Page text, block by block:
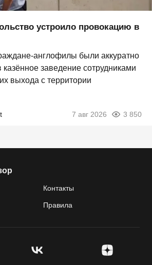
устроило провокацию в
англофилы были аккуратно
заведение сотрудниками
выхода с территории
7 авг 2026 3 850
Контакты
Правила